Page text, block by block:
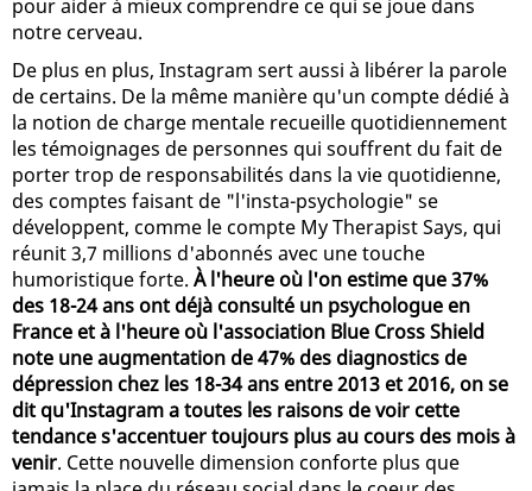
pour aider à mieux comprendre ce qui se joue dans
notre cerveau.
De plus en plus, Instagram sert aussi à libérer la parole
de certains. De la même manière qu'un compte dédié à
la notion de charge mentale recueille quotidiennement
les témoignages de personnes qui souffrent du fait de
porter trop de responsabilités dans la vie quotidienne,
des comptes faisant de "l'insta-psychologie" se
développent, comme le compte My Therapist Says, qui
réunit 3,7 millions d'abonnés avec une touche
humoristique forte. À l'heure où l'on estime que 37%
des 18-24 ans ont déjà consulté un psychologue en
France et à l'heure où l'association Blue Cross Shield
note une augmentation de 47% des diagnostics de
dépression chez les 18-34 ans entre 2013 et 2016, on se
dit qu'Instagram a toutes les raisons de voir cette
tendance s'accentuer toujours plus au cours des mois à
venir. Cette nouvelle dimension conforte plus que